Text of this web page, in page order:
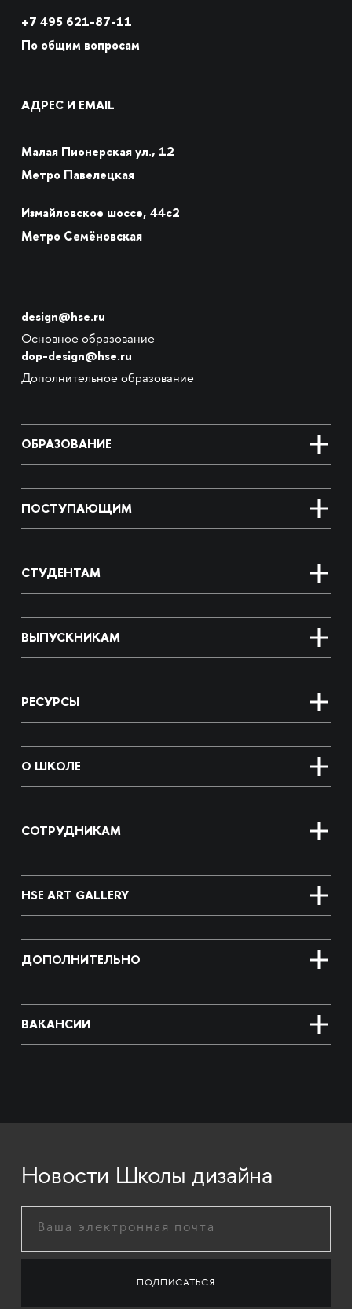
+7 495 621-87-11
По общим вопросам
АДРЕС И EMAIL
Малая Пионерская ул., 12
Метро Павелецкая
Измайловское шоссе, 44с2
Метро Семёновская
design@hse.ru
Основное образование
dop-design@hse.ru
Дополнительное образование
ОБРАЗОВАНИЕ
ПОСТУПАЮЩИМ
СТУДЕНТАМ
ВЫПУСКНИКАМ
РЕСУРСЫ
О ШКОЛЕ
СОТРУДНИКАМ
HSE ART GALLERY
ДОПОЛНИТЕЛЬНО
ВАКАНСИИ
Новости Школы дизайна